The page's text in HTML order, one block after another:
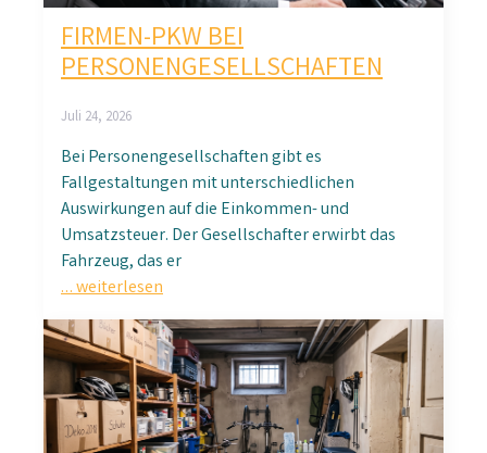
FIRMEN-PKW BEI
PERSONENGESELLSCHAFTEN
Juli 24, 2026
Bei Personengesellschaften gibt es
Fallgestaltungen mit unterschiedlichen
Auswirkungen auf die Einkommen- und
Umsatzsteuer. Der Gesellschafter erwirbt das
Fahrzeug, das er
… weiterlesen